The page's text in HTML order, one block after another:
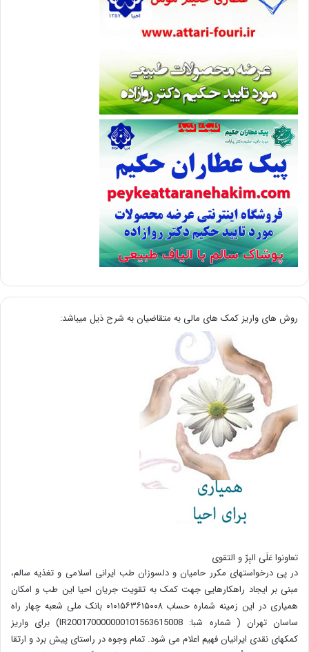
روش های واریز کمک های مالی به متقاضیان به شرح ذیل میباشد:
تعاونوا عَلَی البِرِّ و التقوی
در پی درخواستهای مکرر حامیان و دلسوزان طب ایرانی اسلامی و تغذیه سالم،
مبنی بر ایجاد راهکارهایی جهت کمک به تقویت جریان احیا این طب و امکان
همیاری در این زمینه شماره حساب ۰۱۰۱۵۶۳۶۱۵۰۰۸ بانک ملی شعبه چهار راه
ساسان تهران ( شماره شبا: IR200170000000101563615008) برای واریز
کمکهای نقدی ایرانیان فهیم اعلام می شود. تمام وجوه در راستای پیش برد و ارتقا